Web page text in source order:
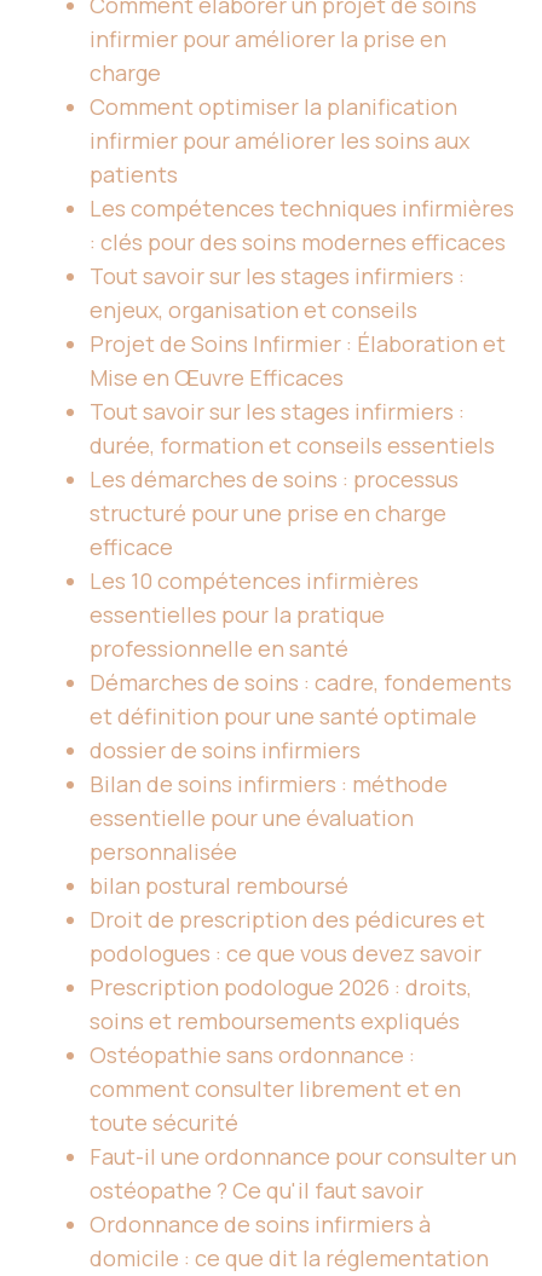
infirmier pour améliorer la prise en
charge
Comment optimiser la planification
infirmier pour améliorer les soins aux
patients
Les compétences techniques infirmières
: clés pour des soins modernes efficaces
Tout savoir sur les stages infirmiers :
enjeux, organisation et conseils
Projet de Soins Infirmier : Élaboration et
Mise en Œuvre Efficaces
Tout savoir sur les stages infirmiers :
durée, formation et conseils essentiels
Les démarches de soins : processus
structuré pour une prise en charge
efficace
Les 10 compétences infirmières
essentielles pour la pratique
professionnelle en santé
Démarches de soins : cadre, fondements
et définition pour une santé optimale
dossier de soins infirmiers
Bilan de soins infirmiers : méthode
essentielle pour une évaluation
personnalisée
bilan postural remboursé
Droit de prescription des pédicures et
podologues : ce que vous devez savoir
Prescription podologue 2026 : droits,
soins et remboursements expliqués
Ostéopathie sans ordonnance :
comment consulter librement et en
toute sécurité
Faut-il une ordonnance pour consulter un
ostéopathe ? Ce qu'il faut savoir
Ordonnance de soins infirmiers à
domicile : ce que dit la réglementation